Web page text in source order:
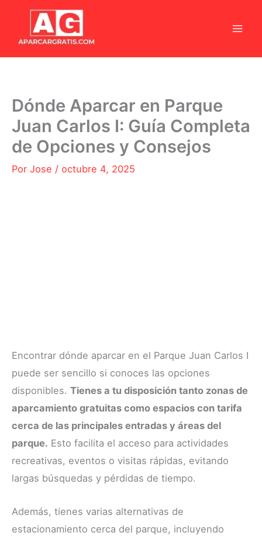
contenido
Dónde Aparcar en Parque
Juan Carlos I: Guía Completa
de Opciones y Consejos
Por Jose / octubre 4, 2025
Encontrar dónde aparcar en el Parque Juan Carlos I
puede ser sencillo si conoces las opciones
disponibles. Tienes a tu disposición tanto zonas de
aparcamiento gratuitas como espacios con tarifa
cerca de las principales entradas y áreas del
parque. Esto facilita el acceso para actividades
recreativas, eventos o visitas rápidas, evitando
largas búsquedas y pérdidas de tiempo.
Además, tienes varias alternativas de
estacionamiento cerca del parque, incluyendo